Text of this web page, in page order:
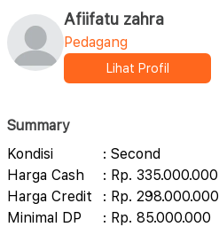
Afiifatu zahra
Pedagang
Lihat Profil
Summary
Kondisi
: Second
Harga Cash
: Rp. 335.000.000
Harga Credit
: Rp. 298.000.000
Minimal DP
: Rp. 85.000.000